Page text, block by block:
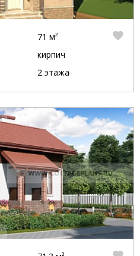
71 м²
кирпич
2 этажа